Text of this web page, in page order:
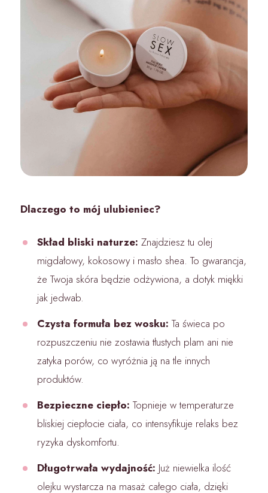
Dlaczego to mój ulubieniec?
Skład bliski naturze: Znajdziesz tu olej
migdałowy, kokosowy i masło shea. To gwarancja,
że Twoja skóra będzie odżywiona, a dotyk miękki
jak jedwab.
Czysta formuła bez wosku: Ta świeca po
rozpuszczeniu nie zostawia tłustych plam ani nie
zatyka porów, co wyróżnia ją na tle innych
produktów.
Bezpieczne ciepło: Topnieje w temperaturze
bliskiej ciepłocie ciała, co intensyfikuje relaks bez
ryzyka dyskomfortu.
Długotrwała wydajność: Już niewielka ilość
olejku wystarcza na masaż całego ciała, dzięki